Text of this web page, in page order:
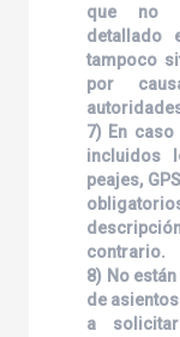
que no
detallado
tampoco
por
7) En
incluidos
peajes,
contrario.
8) No
de
a